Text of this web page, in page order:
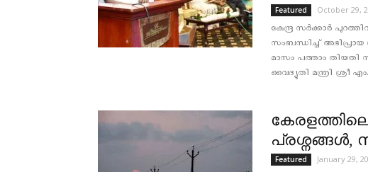
Featured October 29,
കേന്ദ്ര സർക്കാർ
സംബന്ധിച്ച്
മാസം പത്താം തിയതി
വൈദ്യുതി മന്ത്രി ശ്രീ
പ്രശ്നങ്ങൾ,
Featured January 29,